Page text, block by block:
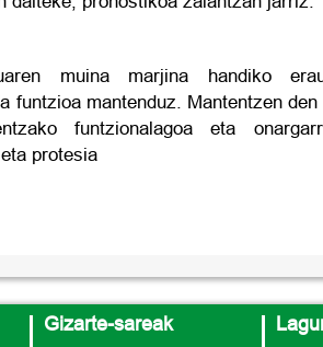
muina marjina handiko
funtzioa mantenduz. Mantentzen
funtzionalagoa eta
protesia
Gizarte-sareak